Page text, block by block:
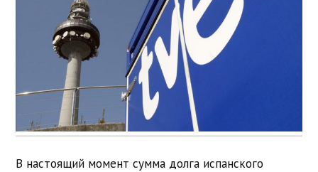
В настоящий момент сумма долга испанского